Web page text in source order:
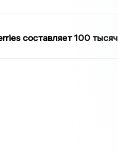
составляет 100 тысяч